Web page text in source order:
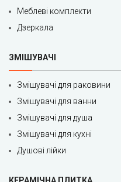
Меблеві комплекти
Дзеркала
ЗМІШУВАЧІ
Змішувачі для раковини
Змішувачі для ванни
Змішувачі для душа
Змішувачі для кухні
Душові лійки